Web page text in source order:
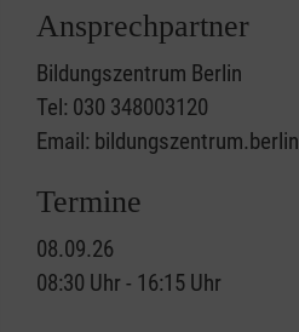
Ansprechpartner
Bildungszentrum Berlin
Tel: 030 348003120
Email:
Termine
08.09.26
08:30 Uhr - 16:15 Uhr